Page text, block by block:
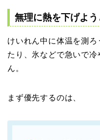
無理に熱を下げよ
けいれん中に体温を測
たり、氷などで急いで
ん。
まず優先するのは、